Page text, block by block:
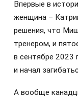
Впервые в
женщина –
решения, что
тренером, и
в сентябре 2023
и начал
А вообще